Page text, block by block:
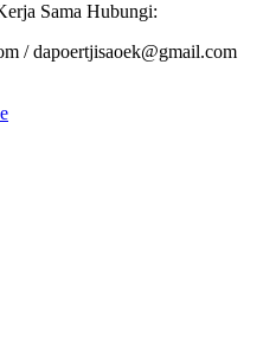
Sama Hubungi:
/ dapoertjisaoek@gmail.com